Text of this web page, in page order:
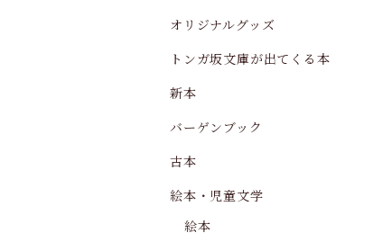
オリジナルグッズ
トンガ坂文庫が出てくる本
新本
バーゲンブック
古本
絵本・児童文学
絵本